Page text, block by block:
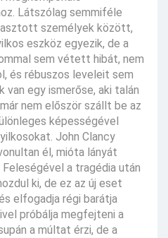
Látszólag semmiféle
személyek között,
eszköz egyezik, de a
sem vétett hibát, nem
és rébuszos leveleit sem
van egy ismerőse, aki talán
nem először szállt be az
képességével
John Clancy
él, mióta lányát
a tragédia után
ki, de ez az új eset
elfogadja régi barátja
próbálja megfejteni a
a múltat érzi, de a